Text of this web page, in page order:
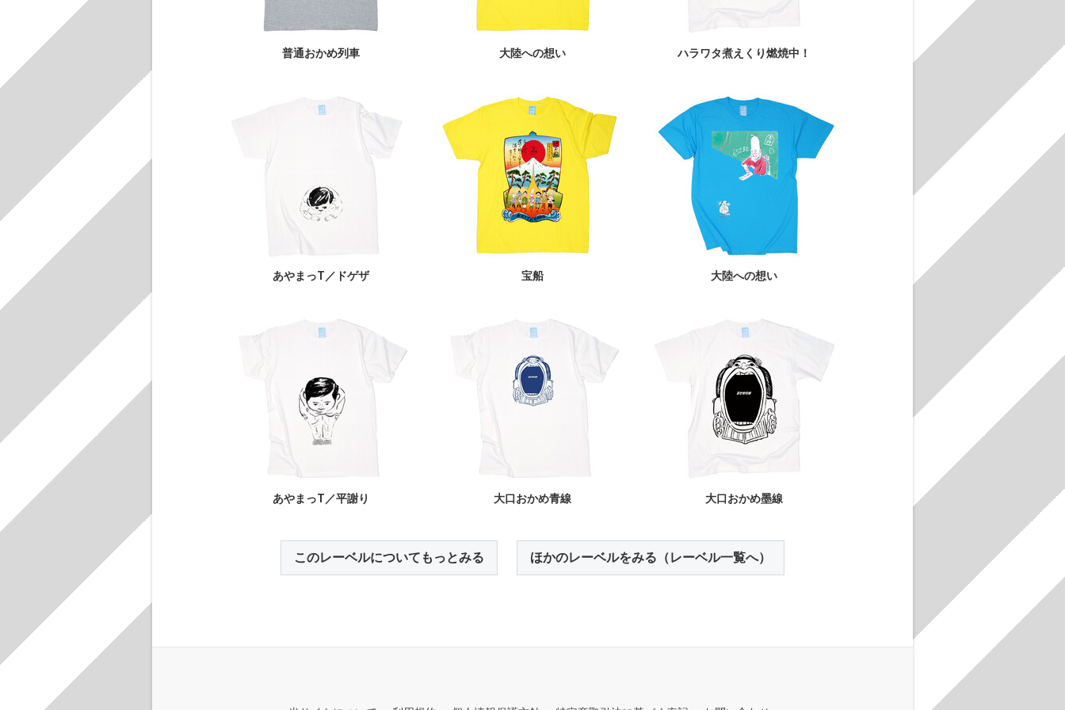
普通おかめ列車 大陸への想い ハラワタ煮えくり燃焼中！
あやまっT／ドゲザ 宝船 大陸への想い
あやまっT／平謝り 大口おかめ青線 大口おかめ墨線
このレーベルについてもっとみる ほかのレーベルをみる（レーベル一覧へ）